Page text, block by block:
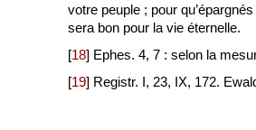
votre peuple ; pour
sera bon pour la vie éternelle.
[18] Ephes. 4, 7 : selon la
[19] Registr. I, 23, IX, 172.